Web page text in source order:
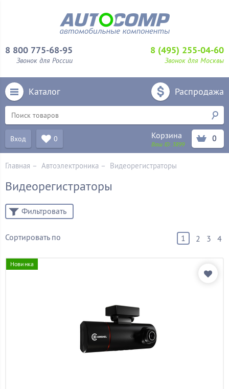
8 800 775-68-95
Звонок для России
8 (495) 255-04-60
Звонок для Москвы
Каталог Распродажа
Вход 0 Корзина
Ваш ID: 3899
0
Главная – Автоэлектроника – Видеорегистраторы
Видеорегистраторы
1 2 3 4
Сортировать по
Новинка
Бренд
Конструкция
Популярное в категории
Показать товары
Фильтровать